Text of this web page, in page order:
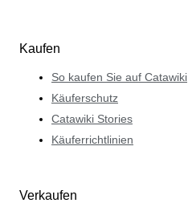
Kaufen
So kaufen Sie auf Catawiki
Käuferschutz
Catawiki Stories
Käuferrichtlinien
Verkaufen